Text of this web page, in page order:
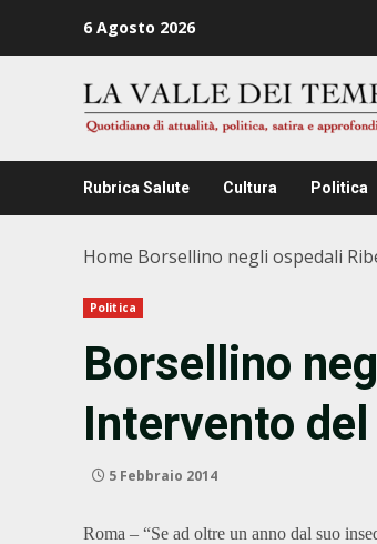
6 Agosto 2026
Rubrica Salute Cultura Politica
Home Borsellino negli ospedali
Politica
Borsellino
Intervento
5 Febbraio 2014
Roma – “Se ad oltre un anno dal suo